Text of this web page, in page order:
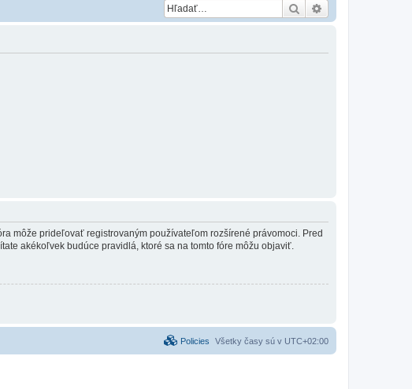
Hľadať
môže prideľovať registrovaným používateľom rozšírené právomoci. Pred
akékoľvek budúce pravidlá, ktoré sa na tomto fóre môžu objaviť.
Všetky časy sú v UTC+02:00
Policies